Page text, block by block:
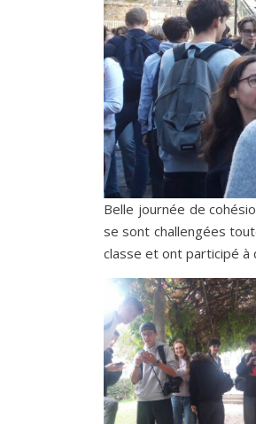
Belle journée de
se sont challengées
classe et ont participé à